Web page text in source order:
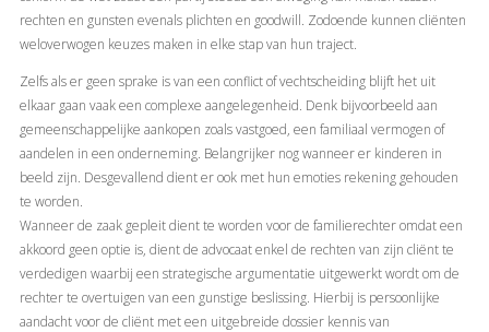
rechten en gunsten evenals plichten en goodwill. Zodoende kunnen cliënten
weloverwogen keuzes maken in elke stap van hun traject.
Zelfs als er geen sprake is van een conflict of vechtscheiding blijft het uit
elkaar gaan vaak een complexe aangelegenheid. Denk bijvoorbeeld aan
gemeenschappelijke aankopen zoals vastgoed, een familiaal vermogen of
aandelen in een onderneming. Belangrijker nog wanneer er kinderen in
beeld zijn. Desgevallend dient er ook met hun emoties rekening gehouden
te worden.
Wanneer de zaak gepleit dient te worden voor de familierechter omdat een
akkoord geen optie is, dient de advocaat enkel de rechten van zijn cliënt te
verdedigen waarbij een strategische argumentatie uitgewerkt wordt om de
rechter te overtuigen van een gunstige beslissing. Hierbij is persoonlijke
aandacht voor de cliënt met een uitgebreide dossier kennis van